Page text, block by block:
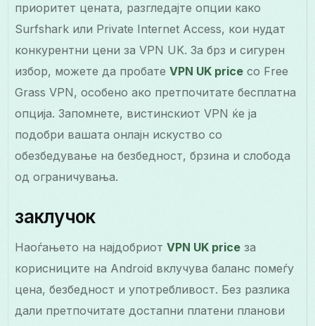
приоритет цената, разгледајте опции како
Surfshark или Private Internet Access, кои нудат
конкурентни цени за VPN UK. За брз и сигурен
избор, можете да пробатеVPN UK price со Free
Grass VPN, особено ако претпочитате бесплатна
опција. Запомнете, вистинскиот VPN ќе ја
подобри вашата онлајн искуство со
обезбедување на безбедност, брзина и слобода
од ограничувања.
заклучок
Наоѓањето на најдобриотVPN UK price за
корисниците на Android вклучува баланс помеѓу
цена, безбедност и употребливост. Без разлика
дали претпочитате достапни платени планови